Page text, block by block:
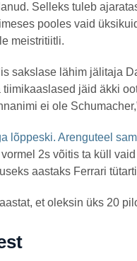
Selleks tuleb
pooles vaid
meistritiitli.
sakslase lähim jälitaja
jäid äkki
ei ole
lõppeski. Arenguteel
2s võitis ta küll
aastaks Ferrari
et oleksin üks 20